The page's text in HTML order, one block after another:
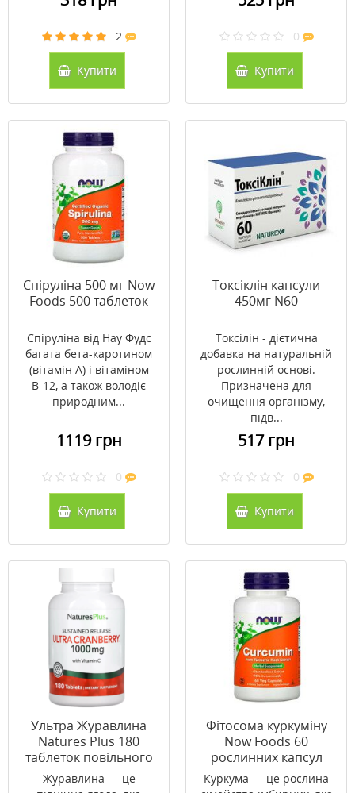
2
Купити
0
Купити
Спіруліна 500 мг Now
Foods 500 таблеток
Спіруліна від Нау Фудс
багата бета-каротином
(вітамін А) і вітаміном
В-12, а також володіє
природним...
1119 грн
0
Купити
Токсіклін капсули
450мг N60
Токсілін - дієтична
добавка на натуральній
рослинній основі.
Призначена для
очищення організму,
підв...
517 грн
0
Купити
Ультра Журавлина
Natures Plus 180
таблеток повільного
вивільнення
Журавлина — це
Фітосома куркуміну
Now Foods 60
рослинних капсул
Куркума — це рослина